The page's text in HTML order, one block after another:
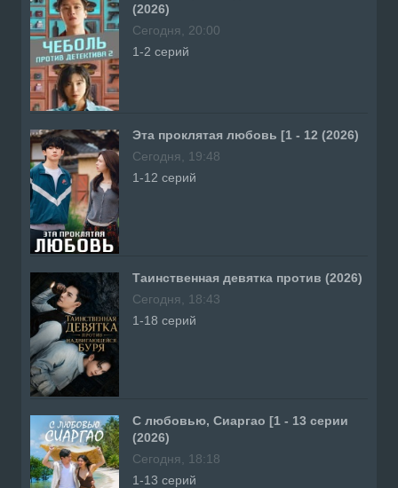
(2026)
Сегодня, 20:00
1-2 серий
Эта проклятая любовь [1 - 12 (2026)
Сегодня, 19:48
1-12 серий
Таинственная девятка против (2026)
Сегодня, 18:43
1-18 серий
С любовью, Сиаргао [1 - 13 серии
(2026)
Сегодня, 18:18
1-13 серий